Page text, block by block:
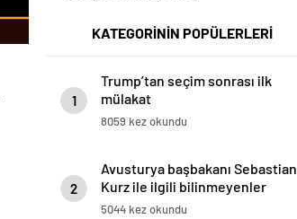
KATEGORİNİN POPÜLERLERİ
1
Trump’tan seçim sonrası ilk
mülakat
8059 kez okundu
2
Avusturya başbakanı Sebastian
Kurz ile ilgili bilinmeyenler
5044 kez okundu